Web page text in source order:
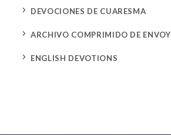
5 DEVOCIONES DE CUARESMA
5 ARCHIVO COMPRIMIDO DE ENVOY
5 ENGLISH DEVOTIONS